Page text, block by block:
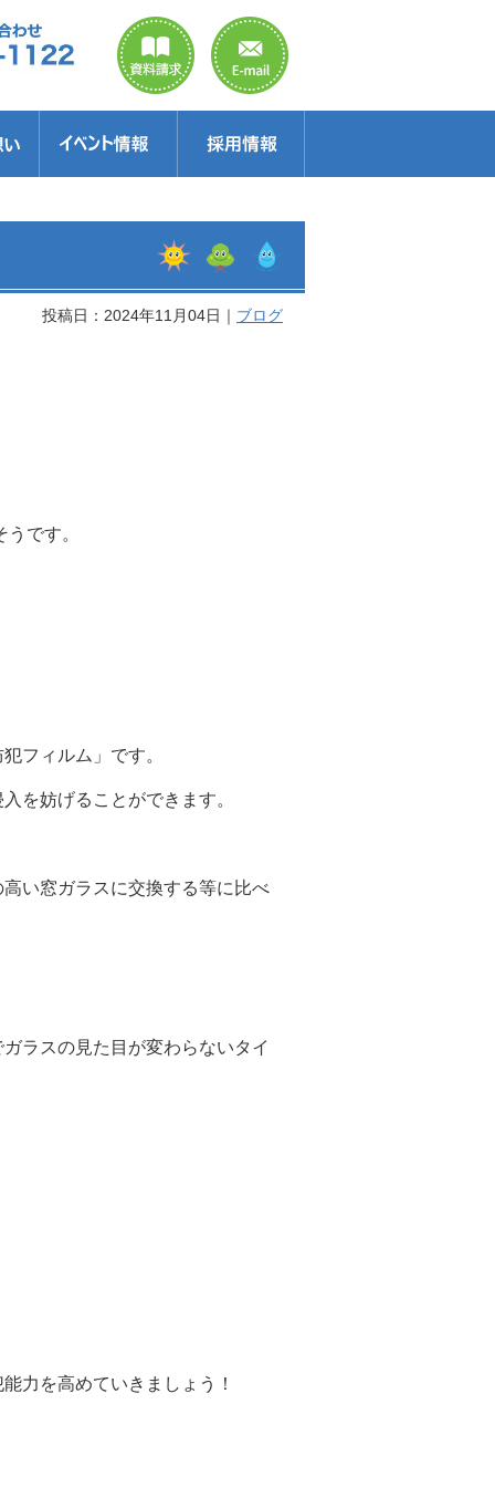
投稿日：2024年11月04日｜ ブログ
です。
フィルム」です。
を妨げることができます。
い窓ガラスに交換する等に比べ
ラスの見た目が変わらないタイ
力を高めていきましょう！